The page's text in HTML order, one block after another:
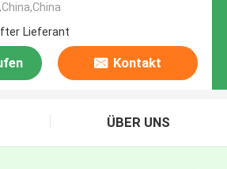
Lieferant
Kontakt
ÜBER UNS